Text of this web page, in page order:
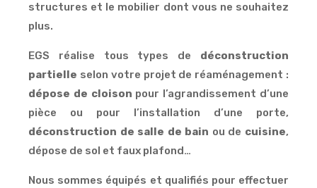
structures et le mobilier dont vous ne souhaitez
plus.
EGS réalise tous types de déconstruction
partielle selon votre projet de réaménagement :
dépose de cloison pour l’agrandissement d’une
pièce ou pour l’installation d’une porte,
déconstruction de salle de bain ou de cuisine,
dépose de sol et faux plafond…
Nous sommes équipés et qualifiés pour effectuer